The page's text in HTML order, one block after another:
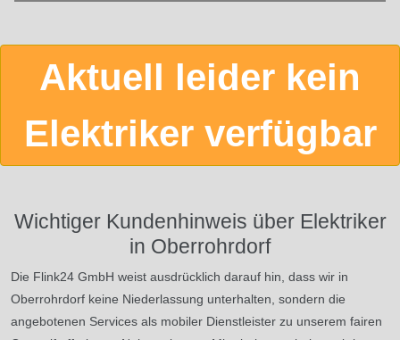
Aktuell leider kein
Elektriker verfügbar
Wichtiger Kundenhinweis über Elektriker
in Oberrohrdorf
Die Flink24 GmbH weist ausdrücklich darauf hin, dass wir in
Oberrohrdorf keine Niederlassung unterhalten, sondern die
angebotenen Services als mobiler Dienstleister zu unserem fairen